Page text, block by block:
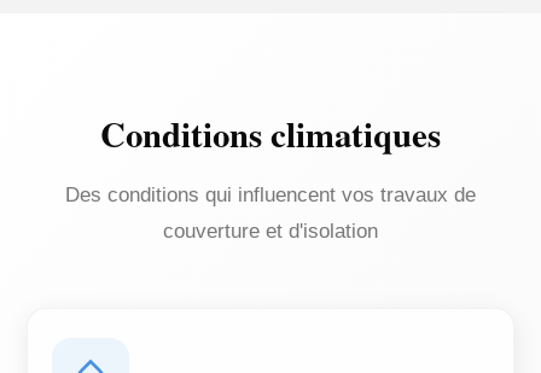
Conditions climatiques
Des conditions qui influencent vos travaux de
couverture et d'isolation